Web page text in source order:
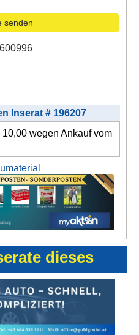
senden
Inserat # 196207
wegen Ankauf vom
dieses